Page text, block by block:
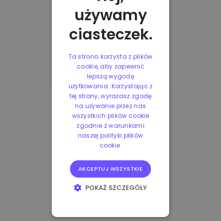
używamy
ciasteczek.
Ta strona korzysta z plików
cookie, aby zapewnić
lepszą wygodę
użytkowania. Korzystając z
tej strony, wyrażasz zgodę
na używanie przez nas
wszystkich plików cookie
zgodnie z warunkami
naszej polityki plików
cookie.
AKCEPTUJ WSZYSTKIE
POKAŻ SZCZEGÓŁY